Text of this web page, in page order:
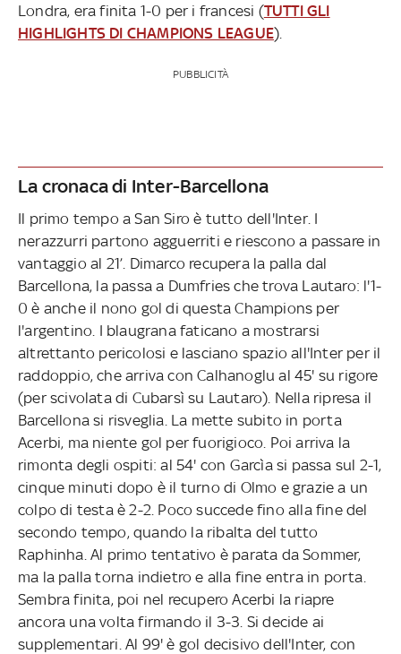
Londra, era finita 1-0 per i francesi (TUTTI GLI
HIGHLIGHTS DI CHAMPIONS LEAGUE).
PUBBLICITÀ
La cronaca di Inter-Barcellona
Il primo tempo a San Siro è tutto dell'Inter. I
nerazzurri partono agguerriti e riescono a passare in
vantaggio al 21’. Dimarco recupera la palla dal
Barcellona, la passa a Dumfries che trova Lautaro: l'1-
0 è anche il nono gol di questa Champions per
l'argentino. I blaugrana faticano a mostrarsi
altrettanto pericolosi e lasciano spazio all'Inter per il
raddoppio, che arriva con Calhanoglu al 45' su rigore
(per scivolata di Cubarsì su Lautaro). Nella ripresa il
Barcellona si risveglia. La mette subito in porta
Acerbi, ma niente gol per fuorigioco. Poi arriva la
rimonta degli ospiti: al 54' con Garcìa si passa sul 2-1,
cinque minuti dopo è il turno di Olmo e grazie a un
colpo di testa è 2-2. Poco succede fino alla fine del
secondo tempo, quando la ribalta del tutto
Raphinha. Al primo tentativo è parata da Sommer,
ma la palla torna indietro e alla fine entra in porta.
Sembra finita, poi nel recupero Acerbi la riapre
ancora una volta firmando il 3-3. Si decide ai
supplementari. Al 99' è gol decisivo dell'Inter, con